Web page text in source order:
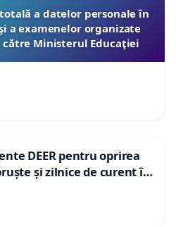
a datelor personale în
a examenelor organizate
Ministerul Educaţiei
DEER pentru oprirea
și zilnice de curent în